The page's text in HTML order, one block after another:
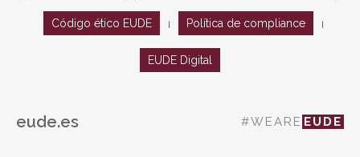
Código ético EUDE Política de compliance
EUDE Digital
eude.es #WEARE EUDE